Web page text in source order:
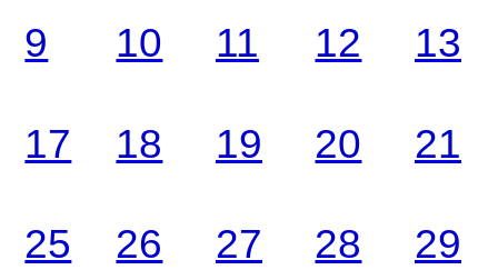
9 10 11 12 13
17 18 19 20 21
25 26 27 29
28